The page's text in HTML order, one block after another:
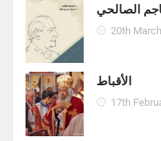
الصالحي
20th
الأقباط
17th